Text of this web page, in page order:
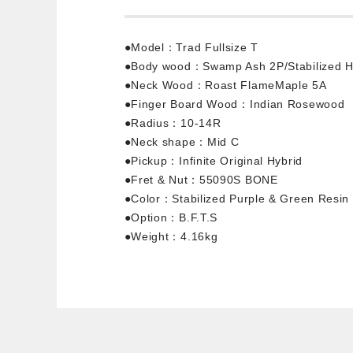
●Model：Trad Fullsize T
●Body wood：Swamp Ash 2P/Stabilized
●Neck Wood：Roast FlameMaple 5A
●Finger Board Wood：Indian Rosewood
●Radius：10-14R
●Neck shape：Mid C
●Pickup：Infinite Original Hybrid
●Fret & Nut：55090S BONE
●Color：Stabilized Purple & Green Resin
●Option：B.F.T.S
●Weight：4.16kg